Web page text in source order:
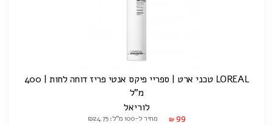
LOREAL טכני ארט | ספריי פיקס אנטי פריז דוחה לחות | 400
מ"ל
לוריאל
₪ 99 מחיר ל-100 מ"ל: ₪24.75